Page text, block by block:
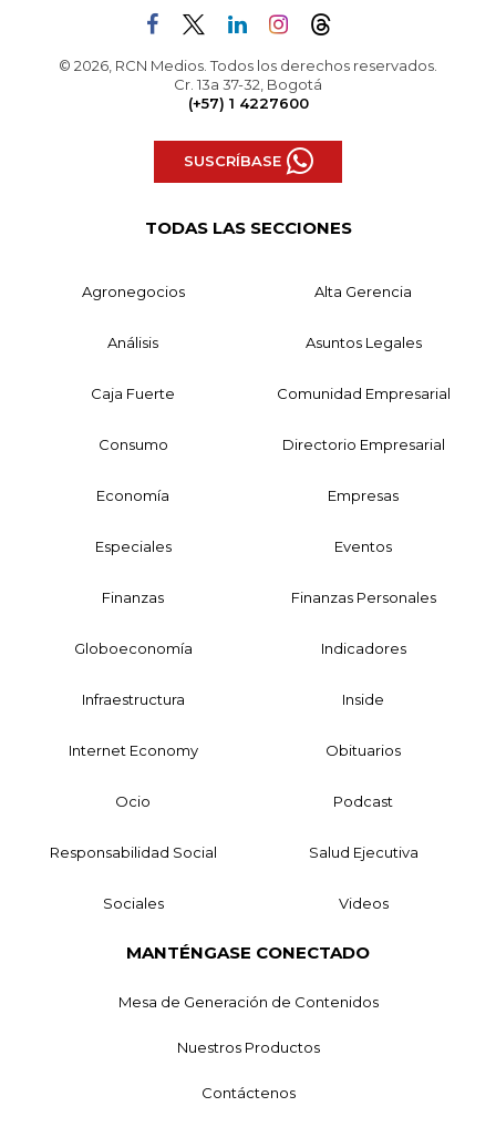
© 2026, RCN Medios. Todos los derechos reservados.
Cr. 13a 37-32, Bogotá
(+57) 1 4227600
SUSCRÍBASE
TODAS LAS SECCIONES
Agronegocios Alta Gerencia
Análisis Asuntos Legales
Caja Fuerte Comunidad Empresarial
Consumo Directorio Empresarial
Economía Empresas
Especiales Eventos
Finanzas Finanzas Personales
Globoeconomía Indicadores
Infraestructura Inside
Internet Economy Obituarios
Ocio Podcast
Responsabilidad Social Salud Ejecutiva
Sociales Videos
MANTÉNGASE CONECTADO
Mesa de Generación de Contenidos
Nuestros Productos
Contáctenos